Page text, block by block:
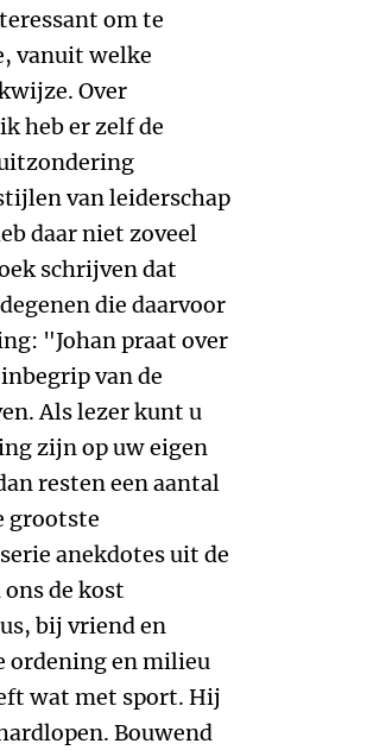
om te
vanuit welke
Over
heb er zelf de
van leiderschap
daar niet zoveel
schrijven dat
die daarvoor
"Johan praat over
van de
Als lezer kunt u
zijn op uw eigen
resten een aantal
grootste
anekdotes uit de
de kost
bij vriend en
ordening en milieu
wat met sport. Hij
Bouwend